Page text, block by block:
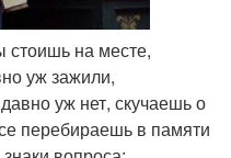
стоишь на месте,
уж зажили,
уж нет, скучаешь о
перебираешь в памяти